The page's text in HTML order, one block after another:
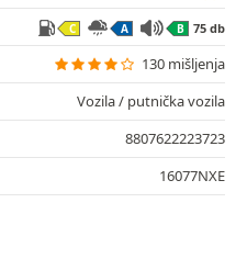
C A B 75 db
130 mišljenja
Vozila / putnička vozila
8807622223723
16077NXE